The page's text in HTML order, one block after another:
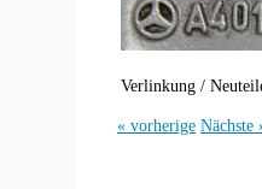
Verlinkung /
« vorherige Nächste